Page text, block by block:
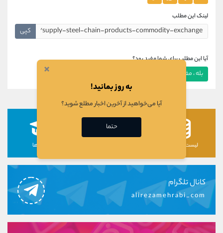
لینک این مطلب
کپی
آیا این مطلب برای شما مفید بود؟
بله ، مفید بود
لیست رمزارزها دوره ها
کانال تلگرام
alirezamehrabi_com
×
به روز بمانید!
آیا می‌خواهید از آخرین اخبار مطلع شوید؟
حتما